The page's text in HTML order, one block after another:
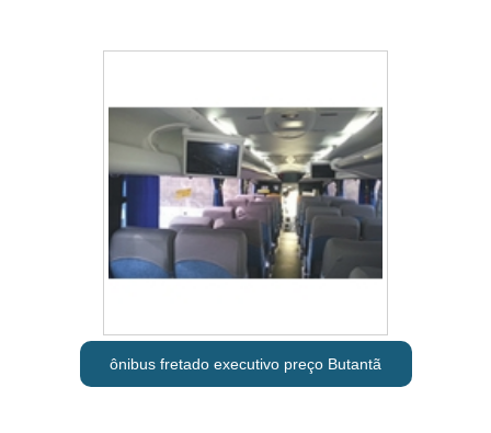
ônibus fretado executivo preço Butantã